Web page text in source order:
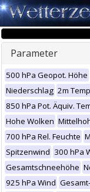
Parameter
500 hPa Geopot. Höhe
Niederschlag 2m Temp
850 hPa Pot. Äquiv.
Hohe Wolken
700 hPa Rel. Feuchte
Spitzenwind 300 hPa
Gesamtschneehöhe
925 hPa Wind